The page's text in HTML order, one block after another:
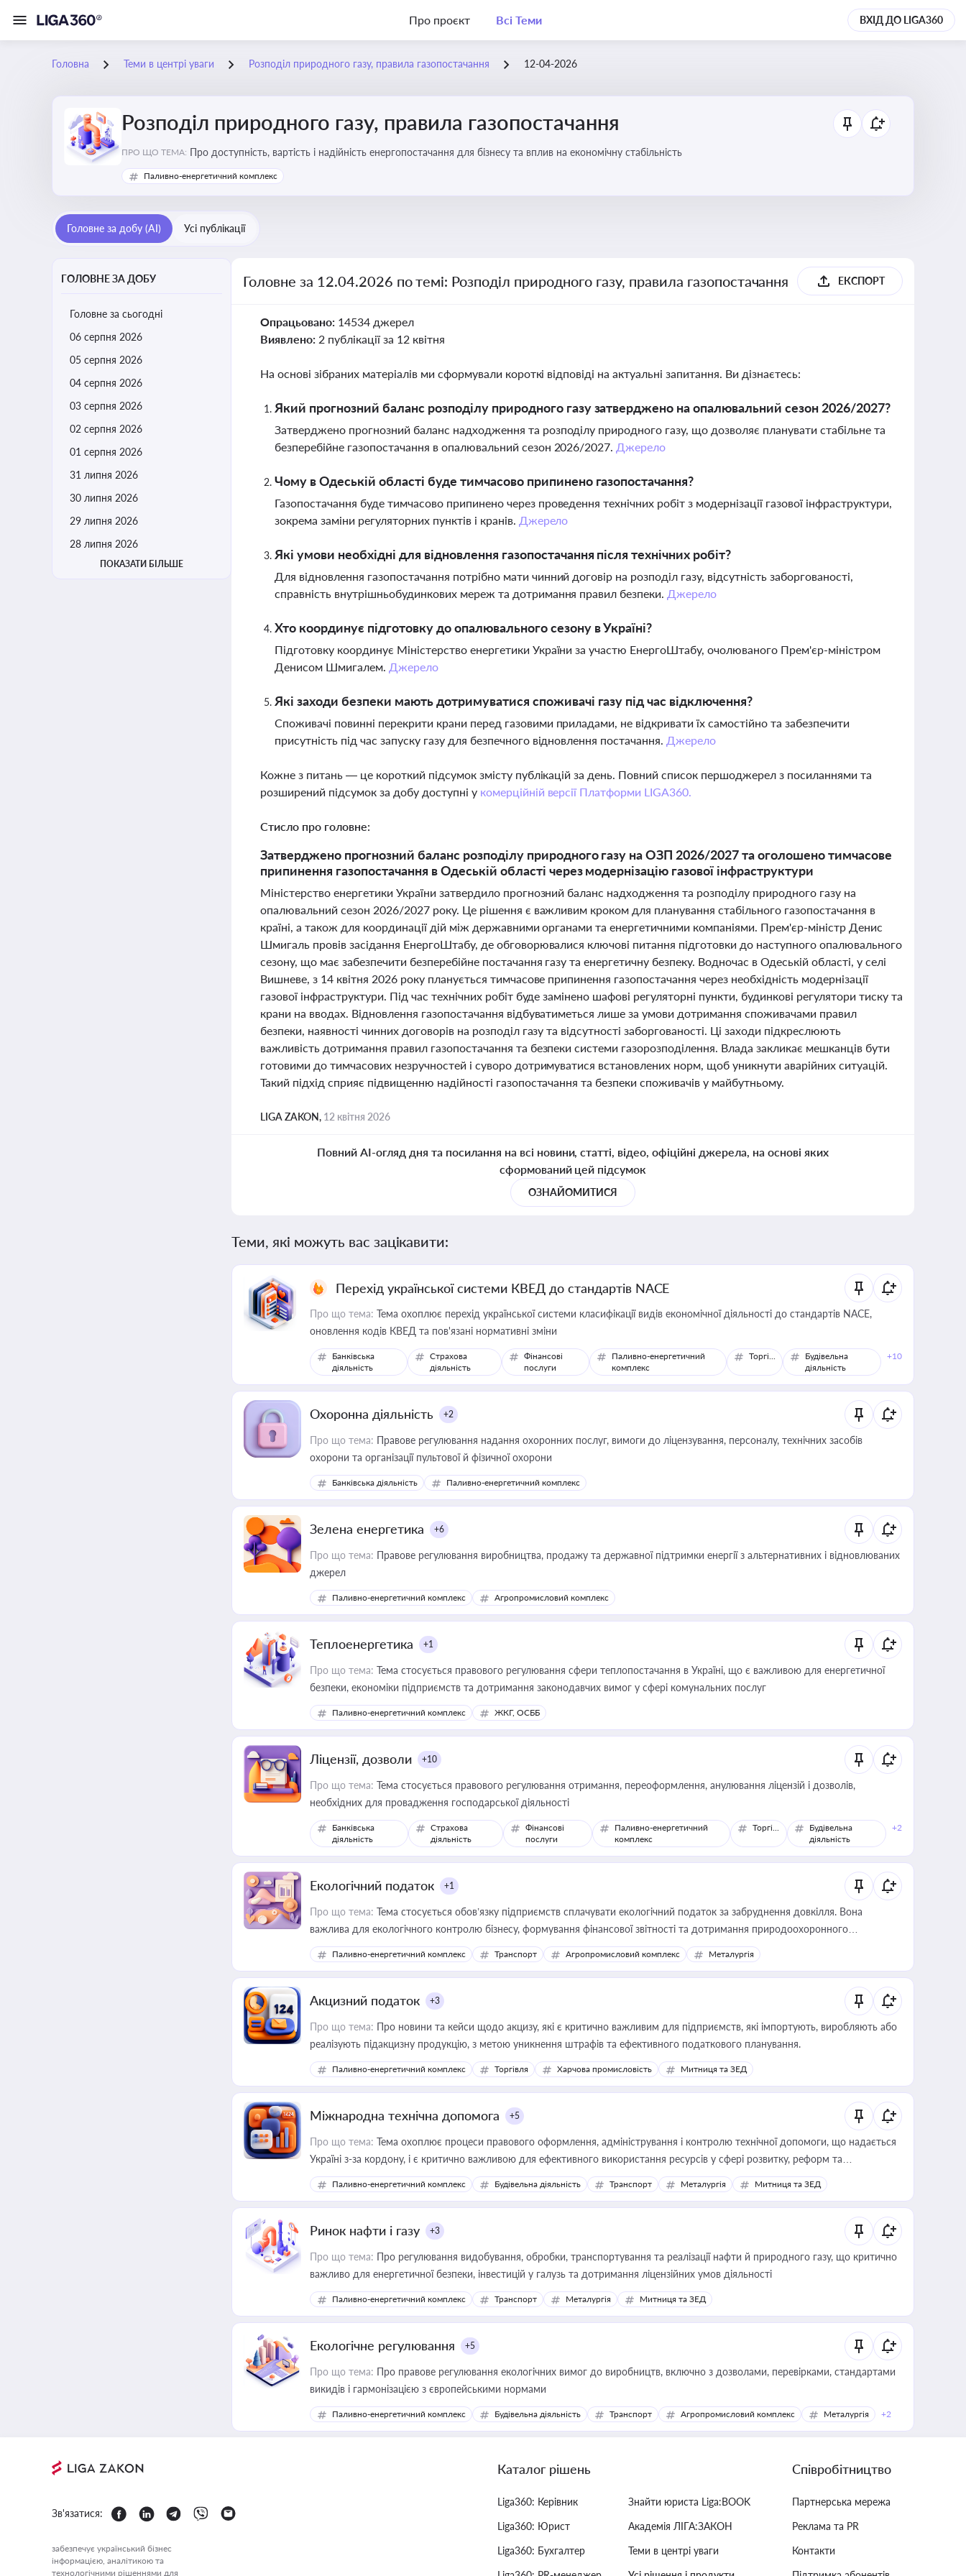
Про проєкт Всі Теми ВХІД ДО LIGA360
Головна Теми в центрі уваги Розподіл природного газу, правила газопостачання 12-04-2026
Розподіл природного газу, правила газопостачання
ПРО ЩО ТЕМА: Про доступність, вартість і надійність енергопостачання для бізнесу та вплив на економічну стабільність
Паливно-енергетичний комплекс
Головне за добу (AI) Усі публікації
ГОЛОВНЕ ЗА ДОБУ
Головне за сьогодні
06 серпня 2026
05 серпня 2026
04 серпня 2026
03 серпня 2026
02 серпня 2026
01 серпня 2026
31 липня 2026
30 липня 2026
29 липня 2026
28 липня 2026
ПОКАЗАТИ БІЛЬШЕ
Головне за 12.04.2026 по темі: Розподіл природного газу, правила газопостачання ЕКСПОРТ
Опрацьовано: 14534 джерел
Виявлено: 2 публікації за 12 квітня
На основі зібраних матеріалів ми сформували короткі відповіді на актуальні запитання. Ви дізнаєтесь:
Який прогнозний баланс розподілу природного газу затверджено на опалювальний сезон 2026/2027?
Затверджено прогнозний баланс надходження та розподілу природного газу, що дозволяє планувати стабільне та
безперебійне газопостачання в опалювальний сезон 2026/2027. Джерело
Чому в Одеській області буде тимчасово припинено газопостачання?
Газопостачання буде тимчасово припинено через проведення технічних робіт з модернізації газової інфраструктури,
зокрема заміни регуляторних пунктів і кранів. Джерело
Які умови необхідні для відновлення газопостачання після технічних робіт?
Для відновлення газопостачання потрібно мати чинний договір на розподіл газу, відсутність заборгованості,
справність внутрішньобудинкових мереж та дотримання правил безпеки. Джерело
Хто координує підготовку до опалювального сезону в Україні?
Підготовку координує Міністерство енергетики України за участю ЕнергоШтабу, очолюваного Прем'єр-міністром
Денисом Шмигалем. Джерело
Які заходи безпеки мають дотримуватися споживачі газу під час відключення?
Споживачі повинні перекрити крани перед газовими приладами, не відкривати їх самостійно та забезпечити
присутність під час запуску газу для безпечного відновлення постачання. Джерело
Кожне з питань — це короткий підсумок змісту публікацій за день. Повний список першоджерел з посиланнями та
розширений підсумок за добу доступні у комерційній версії Платформи LIGA360.
Стисло про головне:
Затверджено прогнозний баланс розподілу природного газу на ОЗП 2026/2027 та оголошено тимчасове
припинення газопостачання в Одеській області через модернізацію газової інфраструктури
Міністерство енергетики України затвердило прогнозний баланс надходження та розподілу природного газу на
опалювальний сезон 2026/2027 року. Це рішення є важливим кроком для планування стабільного газопостачання в
країні, а також для координації дій між державними органами та енергетичними компаніями. Прем'єр-міністр Денис
Шмигаль провів засідання ЕнергоШтабу, де обговорювалися ключові питання підготовки до наступного опалювального
сезону, що має забезпечити безперебійне постачання газу та енергетичну безпеку. Водночас в Одеській області, у селі
Вишневе, з 14 квітня 2026 року планується тимчасове припинення газопостачання через необхідність модернізації
газової інфраструктури. Під час технічних робіт буде замінено шафові регуляторні пункти, будинкові регулятори тиску та
крани на вводах. Відновлення газопостачання відбуватиметься лише за умови дотримання споживачами правил
безпеки, наявності чинних договорів на розподіл газу та відсутності заборгованості. Ці заходи підкреслюють
важливість дотримання правил газопостачання та безпеки системи газорозподілення. Влада закликає мешканців бути
готовими до тимчасових незручностей і суворо дотримуватися встановлених норм, щоб уникнути аварійних ситуацій.
Такий підхід сприяє підвищенню надійності газопостачання та безпеки споживачів у майбутньому.
LIGA ZAKON, 12 квітня 2026
Повний AI-огляд дня та посилання на всі новини, статті, відео, офіційні джерела, на основі яких
сформований цей підсумок
ОЗНАЙОМИТИСЯ
Теми, які можуть вас зацікавити:
Перехід української системи КВЕД до стандартів NACE
Про що тема: Тема охоплює перехід української системи класифікації видів економічної діяльності до стандартів NACE,
оновлення кодів КВЕД та пов'язані нормативні зміни
Банківська
діяльність
Страхова
діяльність
Фінансові
послуги
Паливно-енергетичний
комплекс
Торгівля
Будівельна
діяльність
+10
Охоронна діяльність +2
Про що тема: Правове регулювання надання охоронних послуг, вимоги до ліцензування, персоналу, технічних засобів
охорони та організації пультової й фізичної охорони
Банківська діяльність Паливно-енергетичний комплекс
Зелена енергетика +6
Про що тема: Правове регулювання виробництва, продажу та державної підтримки енергії з альтернативних і відновлюваних
джерел
Паливно-енергетичний комплекс Агропромисловий комплекс
Теплоенергетика +1
Про що тема: Тема стосується правового регулювання сфери теплопостачання в Україні, що є важливою для енергетичної
безпеки, економіки підприємств та дотримання законодавчих вимог у сфері комунальних послуг
Паливно-енергетичний комплекс ЖКГ, ОСББ
Ліцензії, дозволи +10
Про що тема: Тема стосується правового регулювання отримання, переоформлення, анулювання ліцензій і дозволів,
необхідних для провадження господарської діяльності
Банківська
діяльність
Страхова
діяльність
Фінансові
послуги
Паливно-енергетичний
комплекс
Торгівля
Будівельна
діяльність
+2
Екологічний податок +1
Про що тема: Тема стосується обов’язку підприємств сплачувати екологічний податок за забруднення довкілля. Вона
важлива для екологічного контролю бізнесу, формування фінансової звітності та дотримання природоохоронного
законодавства
Паливно-енергетичний комплекс Транспорт Агропромисловий комплекс Металургія
Акцизний податок +3
Про що тема: Про новини та кейси щодо акцизу, які є критично важливим для підприємств, які імпортують, виробляють або
реалізують підакцизну продукцію, з метою уникнення штрафів та ефективного податкового планування.
Паливно-енергетичний комплекс Торгівля Харчова промисловість Митниця та ЗЕД
Міжнародна технічна допомога +5
Про що тема: Тема охоплює процеси правового оформлення, адміністрування і контролю технічної допомоги, що надається
Україні з-за кордону, і є критично важливою для ефективного використання ресурсів у сфері розвитку, реформ та
інфраструктурних проєктів
Паливно-енергетичний комплекс Будівельна діяльність Транспорт Металургія Митниця та ЗЕД
Ринок нафти і газу +3
Про що тема: Про регулювання видобування, обробки, транспортування та реалізації нафти й природного газу, що критично
важливо для енергетичної безпеки, інвестицій у галузь та дотримання ліцензійних умов діяльності
Паливно-енергетичний комплекс Транспорт Металургія Митниця та ЗЕД
Екологічне регулювання +5
Про що тема: Про правове регулювання екологічних вимог до виробництв, включно з дозволами, перевірками, стандартами
викидів і гармонізацією з європейськими нормами
Паливно-енергетичний комплекс Будівельна діяльність Транспорт Агропромисловий комплекс Металургія +2
Зв'язатися:
забезпечує український бізнес
інформацією, аналітикою та
технологічними рішеннями для
Каталог рішень
Liga360: Керівник
Liga360: Юрист
Liga360: Бухгалтер
Знайти юриста Liga:BOOK
Академія ЛІГА:ЗАКОН
Теми в центрі уваги
Співробітництво
Партнерська мережа
Реклама та PR
Контакти